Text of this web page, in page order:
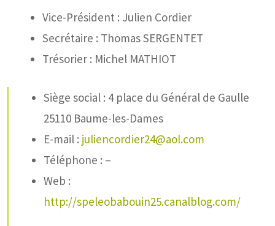
Vice-Président : Julien Cordier
Secrétaire : Thomas SERGENTET
Trésorier : Michel MATHIOT
Siège social : 4 place du Général de Gaulle
25110 Baume-les-Dames
E-mail : juliencordier24@aol.com
Téléphone : –
Web :
http://speleobabouin25.canalblog.com/